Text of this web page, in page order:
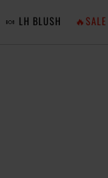
🍬 LH BLUSH